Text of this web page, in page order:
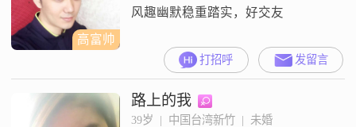
高富帅
风趣幽默稳重踏实，好交友
打招呼 发留言
路上的我
39岁  |  中国台湾新竹  |  未婚